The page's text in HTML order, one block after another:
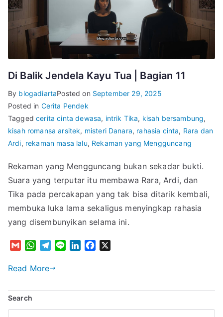
Di Balik Jendela Kayu Tua | Bagian 11
By blogadiartaPosted on September 29, 2025
Posted in Cerita Pendek
Taggedcerita cinta dewasa, intrik Tika, kisah bersambung,
kisah romansa arsitek, misteri Danara, rahasia cinta, Rara dan
Ardi, rekaman masa lalu, Rekaman yang Mengguncang
Rekaman yang Mengguncang bukan sekadar bukti.
Suara yang terputar itu membawa Rara, Ardi, dan
Tika pada percakapan yang tak bisa ditarik kembali,
membuka luka lama sekaligus menyingkap rahasia
yang disembunyikan selama ini.
G
a
l
W
a
s
p
T
l
g
a
e
I
b
o
Read More
Search